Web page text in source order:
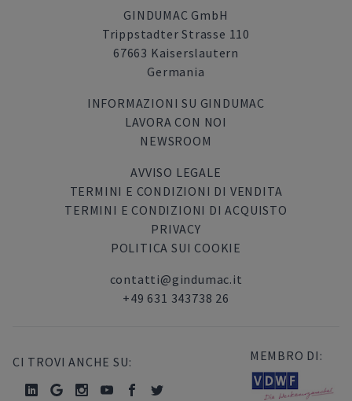
GINDUMAC GmbH
Trippstadter Strasse 110
67663 Kaiserslautern
Germania
INFORMAZIONI SU GINDUMAC
LAVORA CON NOI
NEWSROOM
AVVISO LEGALE
TERMINI E CONDIZIONI DI VENDITA
TERMINI E CONDIZIONI DI ACQUISTO
PRIVACY
POLITICA SUI COOKIE
contatti@gindumac.it
+49 631 343738 26
CI TROVI ANCHE SU: MEMBRO DI: